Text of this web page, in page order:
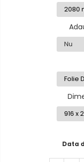
Data